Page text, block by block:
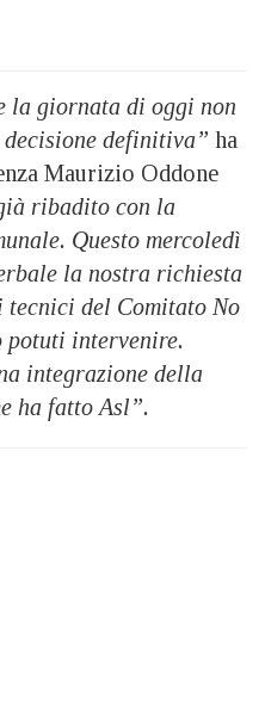
la giornata di oggi non
definitiva” ha
Maurizio Oddone
ribadito con la
Questo mercoledì
la nostra richiesta
del Comitato No
potuti intervenire.
integrazione della
ha fatto Asl”.